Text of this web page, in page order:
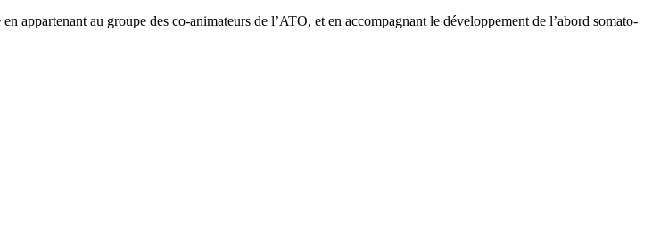
appartenant au groupe des co-animateurs de l’ATO, et en accompagnant le développement de l’abord somato-